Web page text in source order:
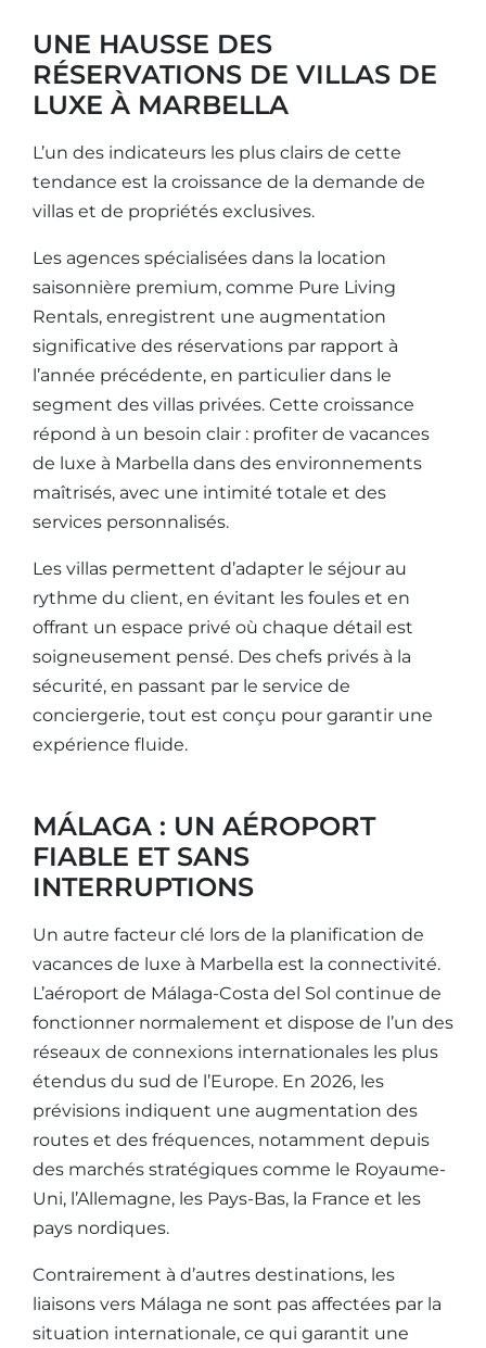
UNE HAUSSE DES
RÉSERVATIONS DE VILLAS DE
LUXE À MARBELLA
L’un des indicateurs les plus clairs de cette
tendance est la croissance de la demande de
villas et de propriétés exclusives.
Les agences spécialisées dans la location
saisonnière premium, comme Pure Living
Rentals, enregistrent une augmentation
significative des réservations par rapport à
l’année précédente, en particulier dans le
segment des villas privées. Cette croissance
répond à un besoin clair : profiter de vacances
de luxe à Marbella dans des environnements
maîtrisés, avec une intimité totale et des
services personnalisés.
Les villas permettent d’adapter le séjour au
rythme du client, en évitant les foules et en
offrant un espace privé où chaque détail est
soigneusement pensé. Des chefs privés à la
sécurité, en passant par le service de
conciergerie, tout est conçu pour garantir une
expérience fluide.
MÁLAGA : UN AÉROPORT
FIABLE ET SANS
INTERRUPTIONS
Un autre facteur clé lors de la planification de
vacances de luxe à Marbella est la connectivité.
L’aéroport de Málaga-Costa del Sol continue de
fonctionner normalement et dispose de l’un des
réseaux de connexions internationales les plus
étendus du sud de l’Europe. En 2026, les
prévisions indiquent une augmentation des
routes et des fréquences, notamment depuis
des marchés stratégiques comme le Royaume-
Uni, l’Allemagne, les Pays-Bas, la France et les
pays nordiques.
Contrairement à d’autres destinations, les
liaisons vers Málaga ne sont pas affectées par la
situation internationale, ce qui garantit une